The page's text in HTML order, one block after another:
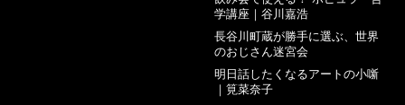
学講座｜谷川嘉浩
長谷川町蔵が勝手に選ぶ、世界
のおじさん迷宮会
明日話したくなるアートの小噺
｜筧菜奈子